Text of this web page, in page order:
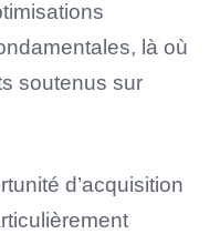
là où
soutenus sur
d’acquisition